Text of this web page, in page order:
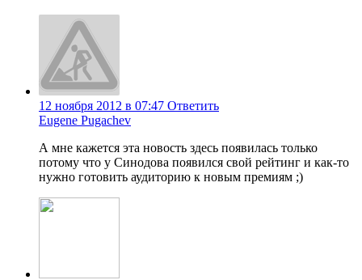
12 ноября 2012 в 07:47 Ответить
Eugene Pugachev
А мне кажется эта новость здесь появилась только
потому что у Синодова появился свой рейтинг и как-то
нужно готовить аудиторию к новым премиям ;)